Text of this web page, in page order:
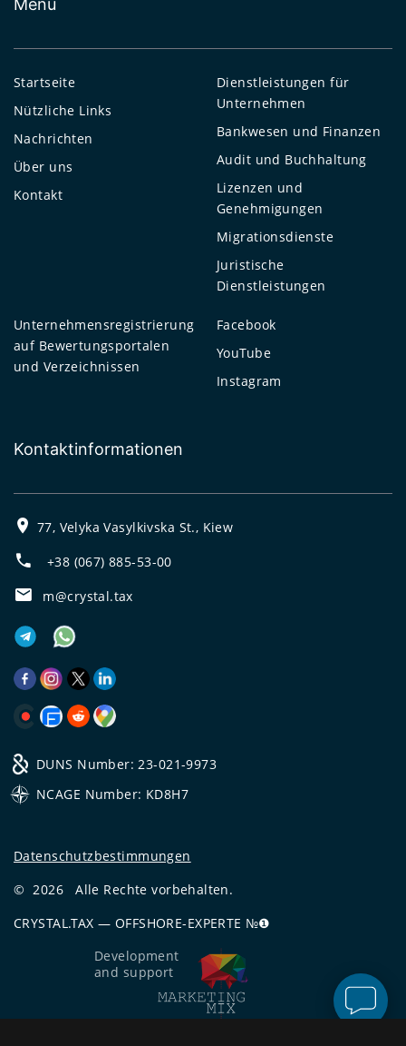
Startseite
Nützliche Links
Nachrichten
Über uns
Kontakt
Dienstleistungen für
Unternehmen
Bankwesen und Finanzen
Audit und Buchhaltung
Lizenzen und
Genehmigungen
Migrationsdienste
Juristische
Dienstleistungen
Unternehmensregistrierung
auf Bewertungsportalen
und Verzeichnissen
Facebook
YouTube
Instagram
Kontaktinformationen
77, Velyka Vasylkivska St., Kiew
+38 (067) 885-53-00
m@crystal.tax
DUNS Number: 23-021-9973
NCAGE Number: KD8H7
Datenschutzbestimmungen
© 2026
Alle Rechte vorbehalten.
CRYSTAL.TAX — OFFSHORE-EXPERTE №❶
Development
and support